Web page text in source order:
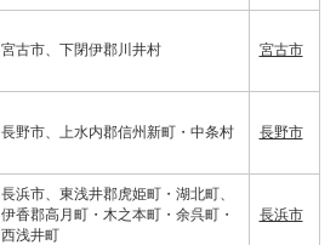
宮古市、下閉伊郡川井村 宮古市
長野市、上水内郡信州新町・中条村 長野市
長浜市、東浅井郡虎姫町・湖北町、
伊香郡高月町・木之本町・余呉町・
西浅井町
長浜市